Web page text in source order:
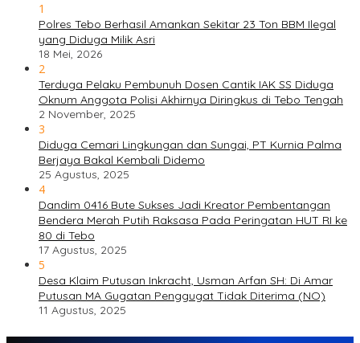
1
Polres Tebo Berhasil Amankan Sekitar 23 Ton BBM Ilegal
yang Diduga Milik Asri
18 Mei, 2026
2
Terduga Pelaku Pembunuh Dosen Cantik IAK SS Diduga
Oknum Anggota Polisi Akhirnya Diringkus di Tebo Tengah
2 November, 2025
3
Diduga Cemari Lingkungan dan Sungai, PT Kurnia Palma
Berjaya Bakal Kembali Didemo
25 Agustus, 2025
4
Dandim 0416 Bute Sukses Jadi Kreator Pembentangan
Bendera Merah Putih Raksasa Pada Peringatan HUT RI ke
80 di Tebo
17 Agustus, 2025
5
Desa Klaim Putusan Inkracht, Usman Arfan SH: Di Amar
Putusan MA Gugatan Penggugat Tidak Diterima (NO)
11 Agustus, 2025